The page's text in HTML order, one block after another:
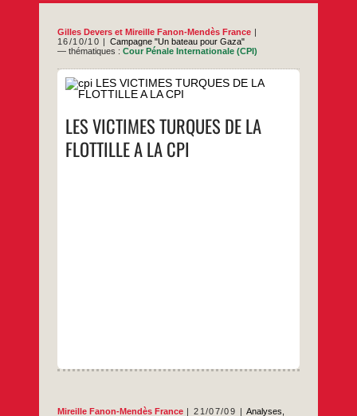
Gilles Devers et Mireille Fanon-Mendès France
16/10/10
Campagne "Un bateau pour Gaza"
— thématiques :Cour Pénale Internationale (CPI)
LES VICTIMES TURQUES DE LA
FLOTTILLE A LA CPI
Le 14 octobre 2010, les avocats turcs
sont mortes- ont déposé, confortés par les
conclusions du rapport demandé et publié le
29 septembre dernier par le Conseil des
droits de l’Homme, une requête près le
Procureur de la Cour Pénale Internationale
Mireille Fanon-Mendès France 21/07/09
Analyses,